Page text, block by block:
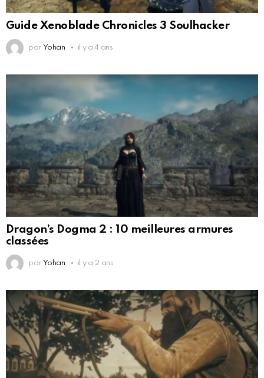
Guide Xenoblade Chronicles 3 Soulhacker
par Yohan il y a 4 ans
Dragon’s Dogma 2 : 10 meilleures armures
classées
par Yohan il y a 2 ans